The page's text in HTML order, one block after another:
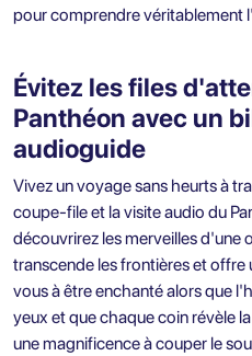
pour comprendre véritablement
Évitez les files
Panthéon avec un
audioguide
Vivez un voyage sans heurts à
coupe-file et la visite audio du
découvrirez les merveilles
transcende les frontières et offre
vous à être enchanté alors que
yeux et que chaque coin révèle
une magnificence à couper le